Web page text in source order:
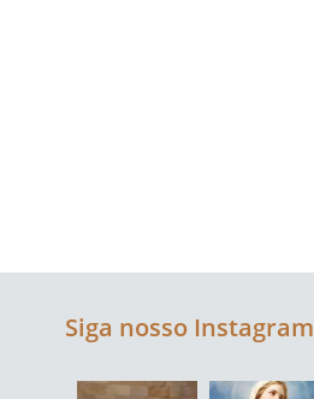
Siga nosso Instagram